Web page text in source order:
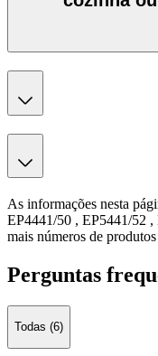
As informações nesta
EP4441/50 , EP5441/52 ,
mais números de
Perguntas
Todas (6)